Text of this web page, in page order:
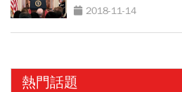
2018-11-14
熱門話題